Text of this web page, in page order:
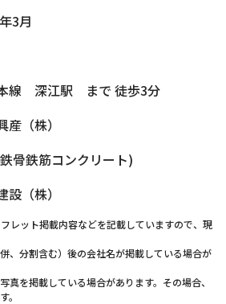
3月
線 深江駅 まで 徒歩3分
産（株）
骨鉄筋コンクリート)
設（株）
レット掲載内容などを記載していますので、現
、分割含む）後の会社名が掲載している場合が
を掲載している場合があります。その場合、
。